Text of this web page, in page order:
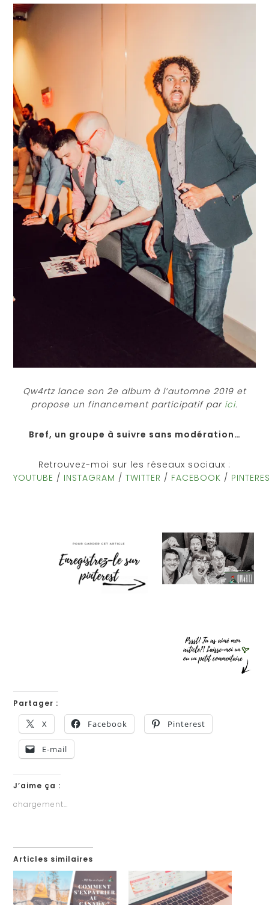
Qw4rtz lance son 2e album à l’automne 2019 et
propose un financement participatif par ici.
Bref, un groupe à suivre sans modération…
Retrouvez-moi sur les réseaux sociaux :
YOUTUBE / INSTAGRAM /TWITTER / FACEBOOK /
Partager :
X Facebook Pinterest
E-mail
J’aime ça :
chargement…
Articles similaires